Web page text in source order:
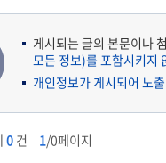
게시되는 글의 본문이나
모든 정보)를 포함시키지
개인정보가 게시되어 노
0 건 1/0페이지